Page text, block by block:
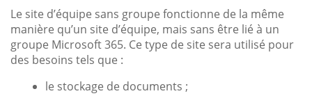
Le site d’équipe sans groupe fonctionne de la même
manière qu’un site d’équipe, mais sans être lié à un
groupe Microsoft 365. Ce type de site sera utilisé pour
des besoins tels que :
le stockage de documents ;